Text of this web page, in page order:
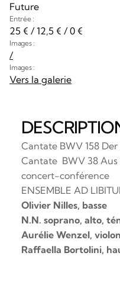
Future
Entrée :
25 € / 12,5 € / 0 €
Images :
/
Images :
Vers la galerie
Cantate BWV 158
Cantate  BWV 38
concert-conférence
ENSEMBLE AD
Olivier Nilles, basse
N.N. soprano, alto,
Aurélie Wenzel, violon
Raﬀaella Bortolini,